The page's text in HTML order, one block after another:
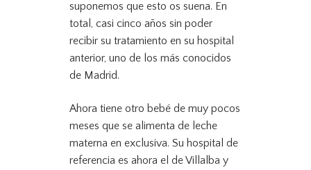
suponemos que esto os suena. En
total, casi cinco años sin poder
recibir su tratamiento en su hospital
anterior, uno de los más conocidos
de Madrid.
Ahora tiene otro bebé de muy pocos
meses que se alimenta de leche
materna en exclusiva. Su hospital de
referencia es ahora el de Villalba y